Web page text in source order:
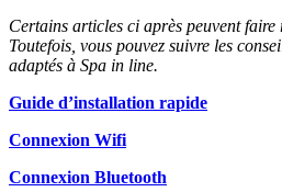
Certains articles ci après peuvent
Toutefois, vous pouvez suivre les
adaptés à Spa in line.
Guide d’installation rapide
Connexion Wifi
Connexion Bluetooth